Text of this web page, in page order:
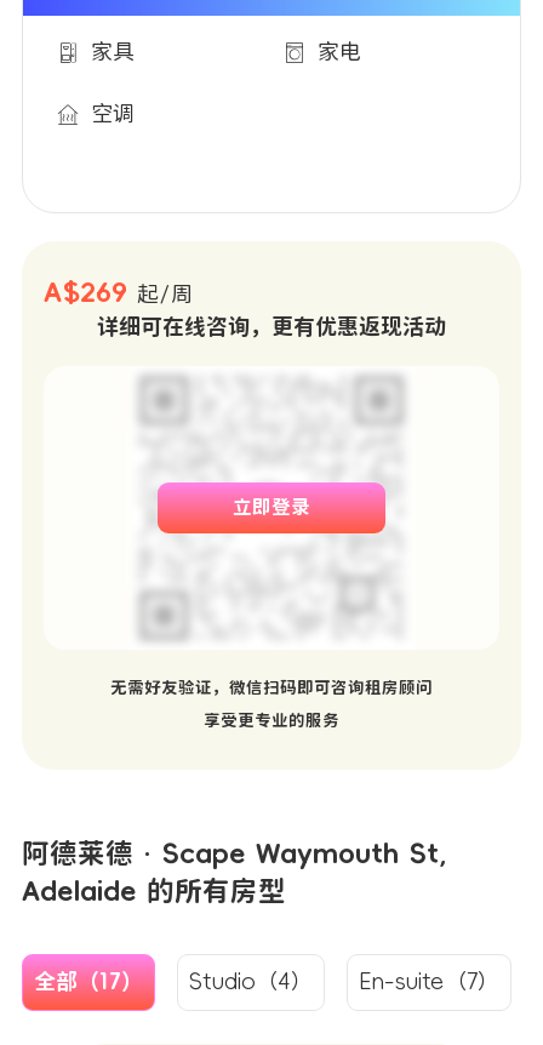
家具 家电
空调
A$269 起/周
详细可在线咨询，更有优惠返现活动
立即登录
无需好友验证，微信扫码即可咨询租房顾问
享受更专业的服务
阿德莱德 · Scape Waymouth St,
Adelaide 的所有房型
全部（17） Studio（4） En-suite（7）